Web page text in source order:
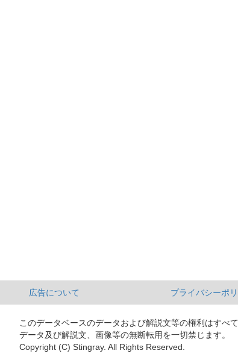
広告について プライバシーポ
このデータベースのデータおよび解説文等の権利はすべ
データ及び解説文、画像等の無断転用を一切禁じます。
Copyright (C) Stingray. All Rights Reserved.